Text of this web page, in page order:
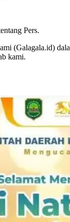
Pers.
(Galagala.id)
kami.